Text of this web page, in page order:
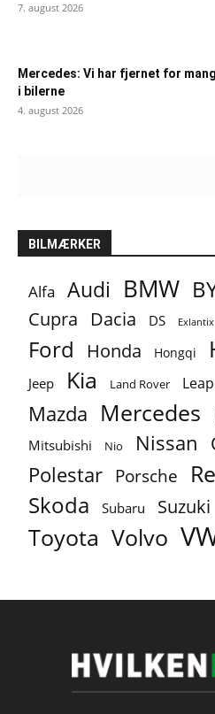
7. august 2026
Mercedes: Vi har fjernet for
i bilerne
4. august 2026
BILMÆRKER
Alfa Audi BMW
Cupra Dacia DS Exlantix
Ford Honda Hongqi
Jeep Kia Land Rover
Mazda Mercedes
Mitsubishi Nio Nissan
Polestar Porsche
Skoda Subaru Suzuki
Toyota Volvo